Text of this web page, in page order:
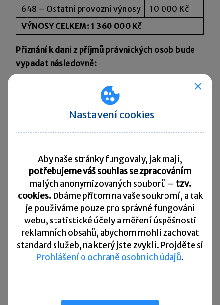
648 – Ostatní provozní výnosy
10 000 Kč
VÝNOSY CELKEM: 1 360 000 Kč
Přiznání k dani z příjmů právnických osob bude
vypadat následovně:
Výsledek hospodaření ke dni 31. 12.
Výdaje/náklady neuznávané za výdaje
vynaložené k dosažení, zajištění a udržení
hospodaření nebo v rozdílu mezi příjmy
a výdaji na ř. 10 (viz vyplněná příloha A –
účet 513):130 000 Kč
ř. 70Mezisoučet:130 000 Kč
ř. 200Základ daně před úpravou:290 000
Kč
ř. 220Základ daně po úpravě:290 000 Kč
ř. 270Základ daně po úpravě zaokrouhlený:
Nastavení cookies
Aby naše stránky fungovaly, jak mají,
potřebujeme váš souhlas se zpracováním
malých anonymizovaných souborů – tzv.
cookies. Dbáme přitom na vaše soukromí, a tak
je používáme pouze pro správné fungování
webu, statistické účely a měření úspěšnosti
reklamních obsahů, abychom mohli zachovat
standard služeb, na který jste zvyklí. Projděte si
Prohlášení o ochraně osobních údajů.